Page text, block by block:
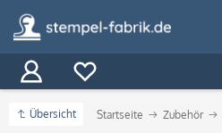
Übersicht Startseite Zubehör